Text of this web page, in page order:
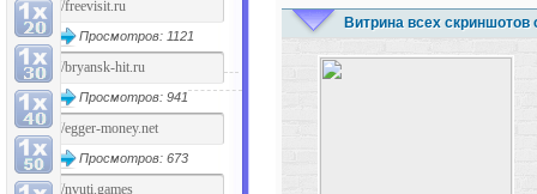
Просмотров: 1121
Просмотров: 941
Просмотров: 673
Витрина всех скриншотов